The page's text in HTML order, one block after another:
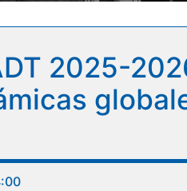
2025-